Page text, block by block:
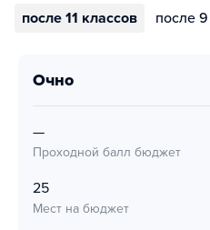
после 11 классов после
очно
—
Проходной балл бюджет
25
Мест на бюджет